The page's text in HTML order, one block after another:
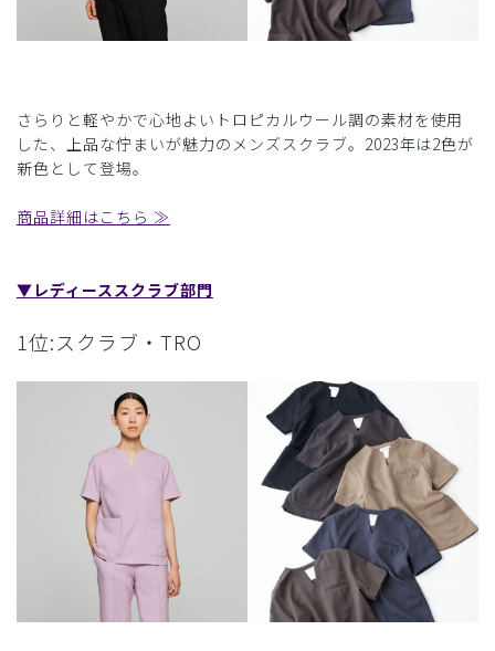
さらりと軽やかで心地よいトロピカルウール調の素材を使用
した、上品な佇まいが魅力のメンズスクラブ。2023年は2色が
新色として登場。
商品詳細はこちら ≫
▼レディーススクラブ部門
1位:スクラブ・TRO